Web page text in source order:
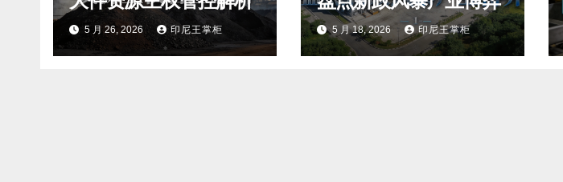
5 月 26, 2026 印尼王掌柜 5 月 18, 2026 印尼王掌柜